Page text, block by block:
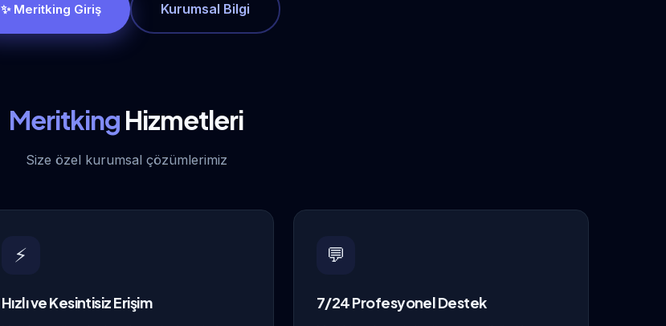
✨ Meritking Giriş Kurumsal Bilgi
Meritking Hizmetleri
Size özel kurumsal çözümlerimiz
⚡
Hızlı ve Kesintisiz Erişim
💬
7/24 Profesyonel Destek